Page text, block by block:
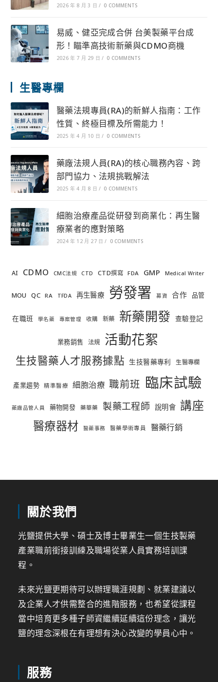
2026 年 8 月 3 日 / 0 COMMENTS
易威、健亞完成合併 台美製藥平台成
形！瞄準高技術新藥與CDMO商機
2026 年 7 月 29 日 / 0 COMMENTS
生醫專欄
醫藥法規專員(RA)的新鮮人指南：工作
性質、終極目標及所需能力！
2025 年 4 月 10 日 / 0 COMMENTS
藥廠法規人員(RA)的核心職務內容、跨
部門協力、法規挑戰解法
2025 年 4 月 8 日 / 0 COMMENTS
細胞治療產品從研發到商業化：再生醫
療業者的應對策略
2024 年 12 月 27 日 / 0 COMMENTS
AI CDMO CMC法規 CTD CTD撰寫 FDA GMP Medical Writer
MOU QC RA TFDA 再生醫療 勞發署 募資 合作 品管
在職班 學名藥 專案管理 收購 新藥 新藥開發 查驗登記
業務銷售 法規 活動花絮
生技醫藥人才服務據點 生技醫藥專利 生醫專欄
產業趨勢 精準醫療 細胞治療 職前班 臨床試驗
藥廠品管人員 藥物開發 藥華藥 製藥工程師 說明會 講座
醫療器材 醫藥事務 醫藥學術專員 醫藥行銷
關於我們
光鹽提供大學、碩士及博士畢業生一個生技製藥
產業職前銜接訓練及職場從業人員實務培訓課
程。
未來光鹽更期待可以辦理職涯規劃、就業建議以
及企業人才供需整合的進階服務，也希望從課程
當中培育更多種子師資繼續延續這份理念，讓光
鹽的理念深根在有理想有決心改變的學員心中。
服務